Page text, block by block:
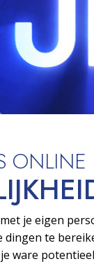
ONLINE
je eigen
te
ware